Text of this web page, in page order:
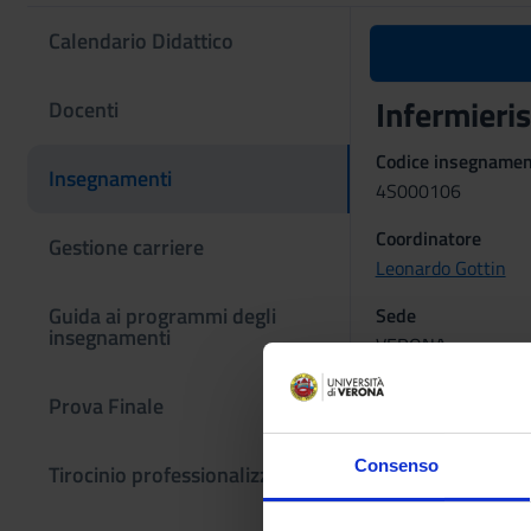
Consenso
Calendario Didattico
Docenti
Insegnamenti
Gestione carriere
Guida ai programmi degli
insegnamenti
Prova Finale
Tirocinio professionalizzante
Codice
4S000106
Coordinatore
Leonardo Gottin
Sede
VERONA
L'insegnamento è